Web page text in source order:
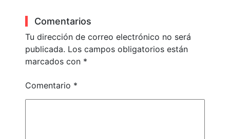
Comentarios
Tu dirección de correo electrónico no será
publicada. Los campos obligatorios están
marcados con *
Comentario *